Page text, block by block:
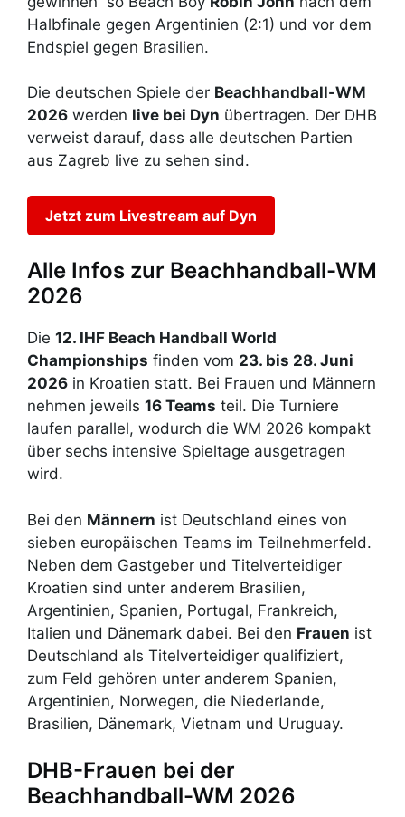
Halbfinale gegen Argentinien (2:1) und vor dem
Endspiel gegen Brasilien.
Die deutschen Spiele der Beachhandball-WM
2026 werden live bei Dyn übertragen. Der DHB
verweist darauf, dass alle deutschen Partien
aus Zagreb live zu sehen sind.
Jetzt zum Livestream auf Dyn
Alle Infos zur Beachhandball-WM
2026
Die 12. IHF Beach Handball World
Championships finden vom 23. bis 28. Juni
2026 in Kroatien statt. Bei Frauen und Männern
nehmen jeweils 16 Teams teil. Die Turniere
laufen parallel, wodurch die WM 2026 kompakt
über sechs intensive Spieltage ausgetragen
wird.
Bei den Männern ist Deutschland eines von
sieben europäischen Teams im Teilnehmerfeld.
Neben dem Gastgeber und Titelverteidiger
Kroatien sind unter anderem Brasilien,
Argentinien, Spanien, Portugal, Frankreich,
Italien und Dänemark dabei. Bei den Frauen ist
Deutschland als Titelverteidiger qualifiziert,
zum Feld gehören unter anderem Spanien,
Argentinien, Norwegen, die Niederlande,
Brasilien, Dänemark, Vietnam und Uruguay.
DHB-Frauen bei der
Beachhandball-WM 2026